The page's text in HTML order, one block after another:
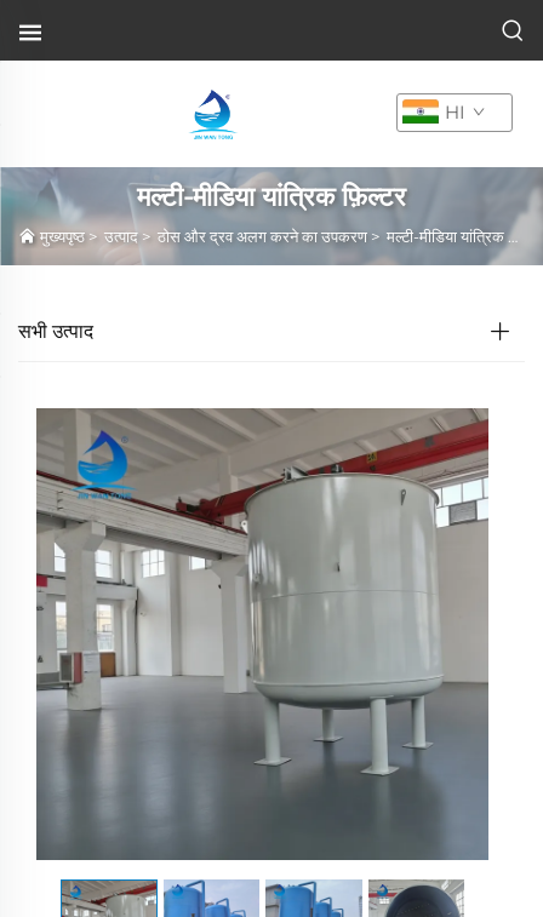
HI
मल्टी-मीडिया यांत्रिक फ़िल्टर
मुख्यपृष्ठ> उत्पाद > ठोस और द्रव अलग करने का उपकरण > मल्टी-मीडिया यांत्रिक फ़िल्टर
सभी उत्पाद